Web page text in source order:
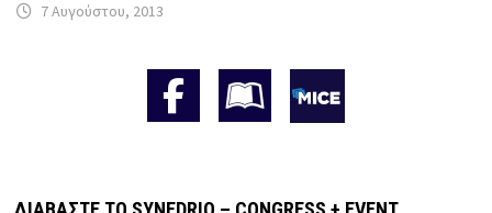
7 Αυγούστου, 2013